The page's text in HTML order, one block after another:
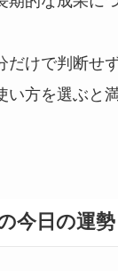
だけで判断せ
い方を選ぶと
今日の運勢